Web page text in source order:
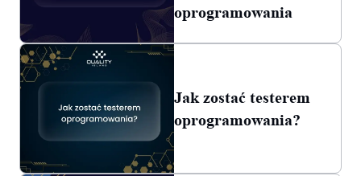
oprogramowania
Jak zostać testerem
oprogramowania?